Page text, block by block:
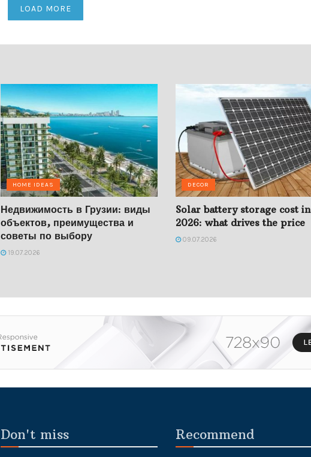
LOAD MORE
HOME IDEAS
Недвижимость в Грузии: виды
объектов, преимущества и
советы по выбору
19.07.2026
DECOR
Solar battery storage cost in
2026: what drives the price
09.07.2026
Don't miss Recommend